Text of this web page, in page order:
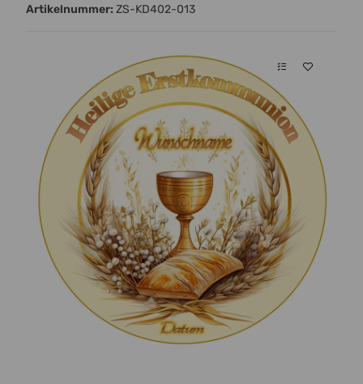
Artikelnummer: ZS-KD402-013